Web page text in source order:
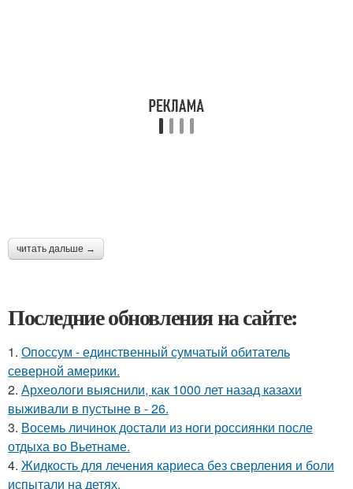
читать дальше →
Последние обновления на сайте:
1. Опоссум - единственный сумчатый обитатель
северной америки.
2. Археологи выяснили, как 1000 лет назад казахи
выживали в пустыне в - 26.
3. Восемь личинок достали из ноги россиянки после
отдыха во Вьетнаме.
4. Жидкость для лечения кариеса без сверления и боли
испытали на детях.